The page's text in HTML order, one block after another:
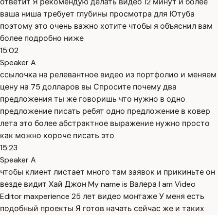
ваша ниша требует глубины просмотра для Ютуба
поэтому это очень важно хотите чтобы я объяснил вам
более подробно ниже
15:02
Speaker A
ссылочка на релевантное видео из портфолио и меняем
цену на 75 долларов вы Спросите почему два
предложения ты же говоришь что нужно в одно
предложение писать ребят одно предложение в ковер
лета это более абстрактное выражение нужно просто
как можно короче писать это
15:23
Speaker A
чтобы клиент листает много там заявок и прикиньте он
везде видит Хай Джон My name is Валера I am Video
Editor maxperience 25 лет видео монтаже У меня есть
подобный проекты Я готов начать сейчас же и таких